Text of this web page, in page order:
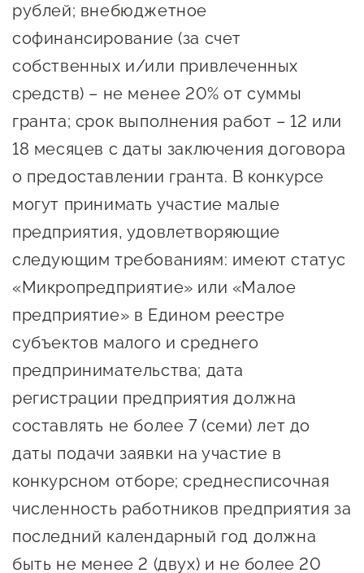
Самозанятому
Новости УФНС
Каталог грантов
Конкурсы для
предпринимателей
Сообщить о нарушении
АвтоУСН
Иностранным гражданам
Сервисы для бизнеса
О фонде
Общая информация
Органы управления и надзора
Документы
рублей; внебюджетное
софинансирование (за счет
собственных и/или привлеченных
средств) – не менее 20% от суммы
гранта; срок выполнения работ – 12 или
18 месяцев с даты заключения договора
о предоставлении гранта. В конкурсе
могут принимать участие малые
предприятия, удовлетворяющие
следующим требованиям: имеют статус
«Микропредприятие» или «Малое
предприятие» в Едином реестре
субъектов малого и среднего
предпринимательства; дата
регистрации предприятия должна
составлять не более 7 (семи) лет до
даты подачи заявки на участие в
конкурсном отборе; среднесписочная
численность работников предприятия за
последний календарный год должна
быть не менее 2 (двух) и не более 20